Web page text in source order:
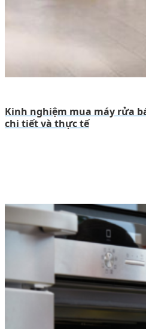
Kinh nghiệm mua máy rửa
chi tiết và thực tế